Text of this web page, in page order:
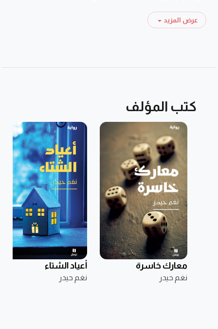
الشيخ زايد فئة المؤلّف الشابّ.
عرض المزيد
كتب المؤلف
معارك خاسرة
نغم حيدر
أعياد الشتاء
نغم حيدر